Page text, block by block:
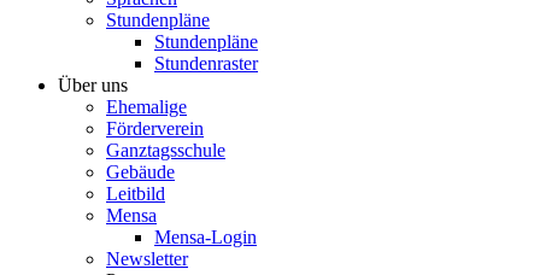
Stundenpläne
Stundenpläne
Stundenraster
Über uns
Ehemalige
Förderverein
Ganztagsschule
Gebäude
Leitbild
Mensa
Mensa-Login
Newsletter